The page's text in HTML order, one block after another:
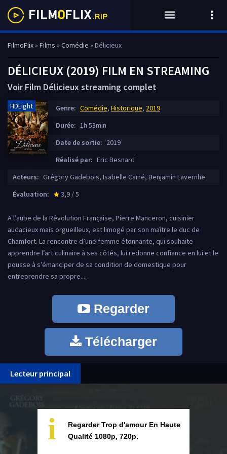
FilmoFlix» Films » Comédie » Délicieux
DÉLICIEUX (2019) FILM EN STREAMING
Voir Film Délicieux streaming complet
HDLight Genre: Comédie, Historique, 2019
Durée: 1h 53min
Date de sortie: 2019
Réalisé par: Eric Besnard
Acteurs: Grégory Gadebois, Isabelle Carré, Benjamin Lavernhe
Évaluation:
star_rate
3,9 / 5
A l’aube de la Révolution Française, Pierre Manceron, cuisinier
audacieux mais orgueilleux, est limogé par son maître le duc de
Chamfort. La rencontre d’une femme étonnante, qui souhaite
apprendre l’art culinaire à ses côtés, lui redonne confiance en lui et le
pousse à s’émanciper de sa condition de domestique pour
entreprendre sa propre....
Regarder
Télécharger
Lecteur principal
i
Regarder Trop d'amour En Haute
Qualité 1080p, 720p.